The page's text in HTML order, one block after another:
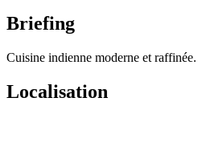
Briefing
Cuisine indienne moderne et raffinée.
Localisation